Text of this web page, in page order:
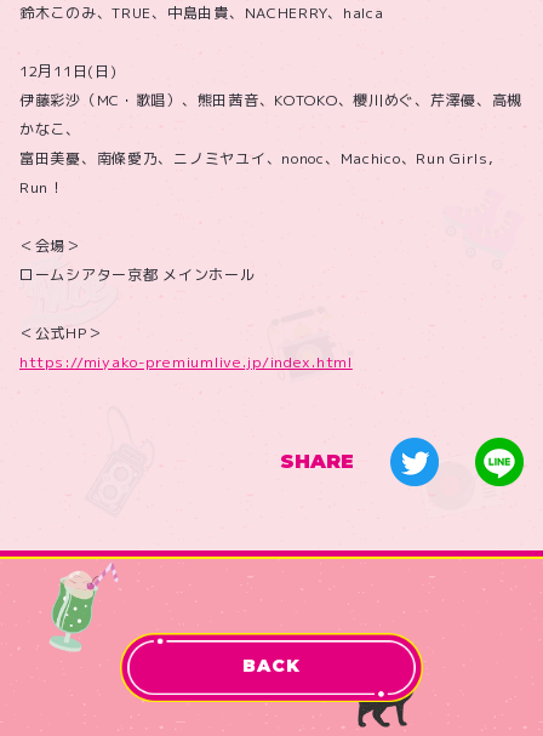
鈴木このみ、TRUE、中島由貴、NACHERRY、halca
12月11日(日)
伊藤彩沙（MC・歌唱）、熊田茜音、KOTOKO、櫻川めぐ、芹澤優、高槻
かなこ、
富田美憂、南條愛乃、ニノミヤユイ、nonoc、Machico、Run Girls,
Run！
＜会場＞
ロームシアター京都 メインホール
＜公式HP＞
https://miyako-premiumlive.jp/index.html
SHARE
BACK